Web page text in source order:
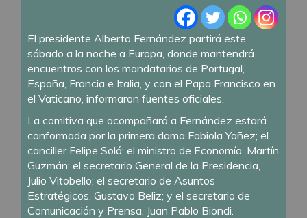
El presidente Alberto Fernández partirá este
sábado a la noche a Europa, donde mantendrá
encuentros con los mandatarios de Portugal,
España, Francia e Italia, y con el Papa Francisco en
el Vaticano, informaron fuentes oficiales.
La comitiva que acompañará a Fernández estará
conformada por la primera dama Fabiola Yañez; el
canciller Felipe Solá; el ministro de Economía, Martín
Guzmán; el secretario General de la Presidencia,
Julio Vitobello; el secretario de Asuntos
Estratégicos, Gustavo Beliz; y el secretario de
Comunicación y Prensa, Juan Pablo Biondi.